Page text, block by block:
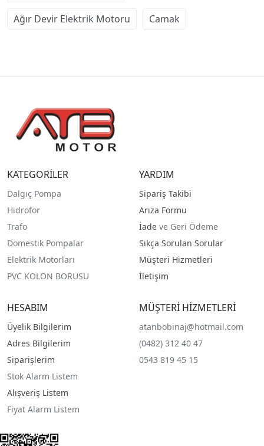
Ağır Devir Elektrik Motoru Camak
KATEGORİLER
Dalgıç Pompa
Hidrofor
Trafo
Domestik Pompalar
Elektrik Motorları
PVC KOLON BORUSU
YARDIM
Sipariş Takibi
Arıza Formu
İade ve Geri Ödeme
Sıkça Sorulan Sorular
Müşteri Hizmetleri
İletişim
HESABIM
Üyelik Bilgilerim
Adres Bilgilerim
Siparişlerim
Stok Alarm Listem
Alışveriş Listem
Fiyat Alarm Listem
MÜŞTERİ HİZMETLERİ
atanbobinaj@hotmail.com
(0482) 312 40 47
0543 819 45 15